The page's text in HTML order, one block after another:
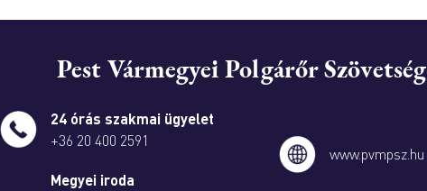
Pest Vármegyei Polgárőr Szövetség
24 órás szakmai ügyelet
+36 20 400 2591
Megyei iroda
www.pvmpsz.hu